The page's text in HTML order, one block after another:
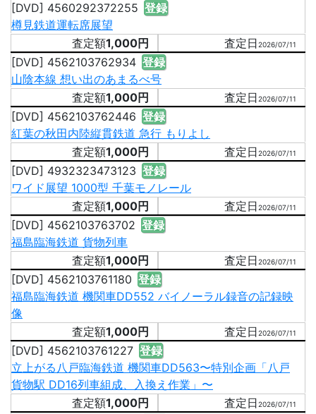
[DVD] 4560292372255 登録
樽見鉄道運転席展望
1,000円
2026/07/11
[DVD] 4562103762934 登録
山陰本線 想い出のあまるべ号
1,000円
2026/07/11
[DVD] 4562103762446 登録
紅葉の秋田内陸縦貫鉄道 急行 もりよし
1,000円
2026/07/11
[DVD] 4932323473123 登録
ワイド展望 1000型 千葉モノレール
1,000円
2026/07/11
[DVD] 4562103763702 登録
福島臨海鉄道 貨物列車
1,000円
2026/07/11
[DVD] 4562103761180 登録
福島臨海鉄道 機関車DD552 バイノーラル録音の記録映
像
1,000円
2026/07/11
[DVD] 4562103761227 登録
立上がる八戸臨海鉄道 機関車DD563〜特別企画「八戸
貨物駅 DD16列車組成、入換え作業」〜
1,000円
2026/07/11